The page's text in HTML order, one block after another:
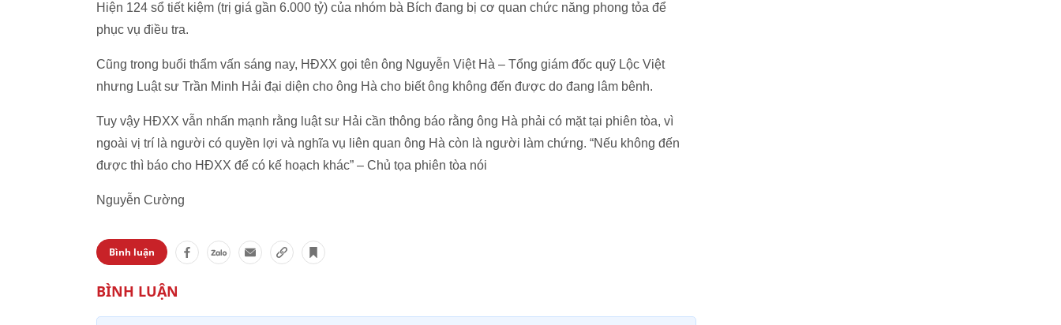
Hiện 124 sổ tiết kiệm (trị giá gần 6.000 tỷ) của nhóm bà Bích đang bị cơ quan chức năng phong tỏa để
phục vụ điều tra.
Cũng trong buổi thẩm vấn sáng nay, HĐXX gọi tên ông Nguyễn Việt Hà – Tổng giám đốc quỹ Lộc Việt
nhưng Luật sư Trần Minh Hải đại diện cho ông Hà cho biết ông không đến được do đang lâm bênh.
Tuy vậy HĐXX vẫn nhấn mạnh rằng luật sư Hải cần thông báo rằng ông Hà phải có mặt tại phiên tòa, vì
ngoài vị trí là người có quyền lợi và nghĩa vụ liên quan ông Hà còn là người làm chứng. “Nếu không đến
được thì báo cho HĐXX để có kế hoạch khác” – Chủ tọa phiên tòa nói
Nguyễn Cường
Bình luận